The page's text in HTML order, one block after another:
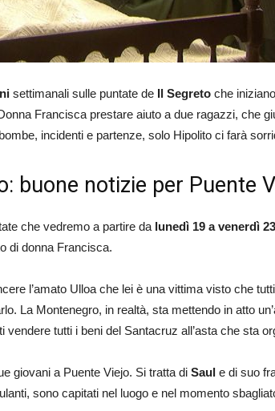
settimanali sulle puntate de Il Segreto che
Francisca prestare aiuto a due ragazzi, che
incidenti e partenze, solo Hipolito ci farà
buone notizie per Puente
che vedremo a partire da lunedì 19 a venerdì
di donna Francisca.
l’amato Ulloa che lei è una vittima visto che
La Montenegro, in realtà, sta mettendo in atto
tutti i beni del Santacruz all’asta che sta
giovani a Puente Viejo. Si tratta di Saul e di suo
sono capitati nel luogo e nel momento